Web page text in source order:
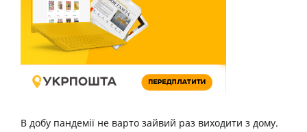
В добу пандемії не варто зайвий раз виходити з дому.